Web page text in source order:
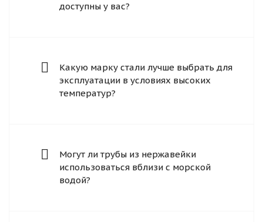
доступны у вас?
Какую марку стали лучше выбрать для
эксплуатации в условиях высоких
температур?
Могут ли трубы из нержавейки
использоваться вблизи с морской
водой?